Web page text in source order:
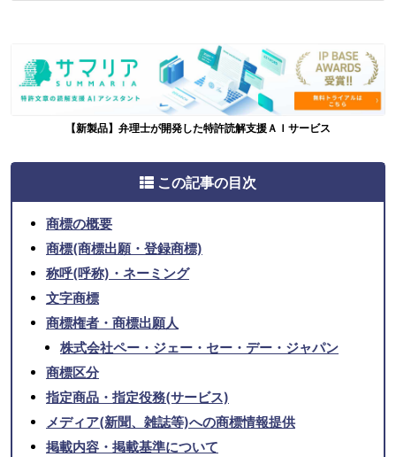
【新製品】弁理士が開発した特許読解支援ＡＩサービス
この記事の目次
商標の概要
商標(商標出願・登録商標)
称呼(呼称)・ネーミング
文字商標
商標権者・商標出願人
株式会社ペー・ジェー・セー・デー・ジャパン
商標区分
指定商品・指定役務(サービス)
メディア(新聞、雑誌等)への商標情報提供
掲載内容・掲載基準について